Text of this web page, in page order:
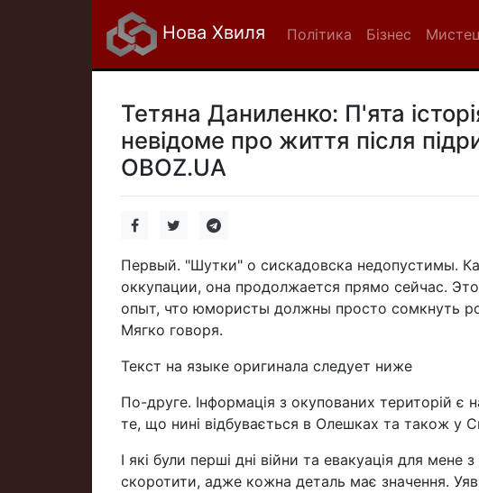
Нова Хвиля Політика Бізнес
Тетяна Даниленко: П'ята
невідоме про життя після
OBOZ.UA
Первый. "Шутки" о сискадовска недопустимы.
оккупации, она продолжается прямо сейчас.
опыт, что юмористы должны просто сомкнуть
Мягко говоря.
Текст на языке оригинала следует ниже
По-друге. Інформація з окупованих територій є
те, що нині відбувається в Олешках та також у
І які були перші дні війни та евакуація для
скоротити, адже кожна деталь має значення.